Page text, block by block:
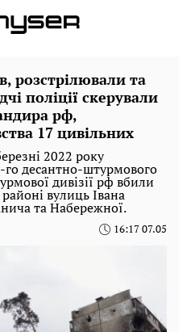
розстрілювали та
поліції скерували
рф,
17 цивільних
2022 року
го десантно-штурмового
дивізії рф вбили
вулиць Івана
та Набережної.
16:17 07.05